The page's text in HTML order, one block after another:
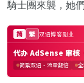
騎士團來襲，她